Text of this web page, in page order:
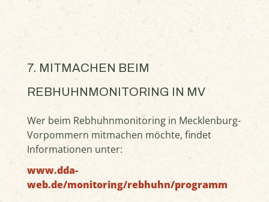
7. MITMACHEN BEIM
REBHUHNMONITORING IN MV
Wer beim Rebhuhnmonitoring in Mecklenburg-
Vorpommern mitmachen möchte, findet
Informationen unter:
www.dda-
web.de/monitoring/rebhuhn/programm